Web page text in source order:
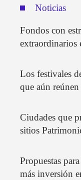
Noticias
Fondos con
extraordinarios
Los festivales
que aún
Ciudades que
sitios
Propuestas
más inversión